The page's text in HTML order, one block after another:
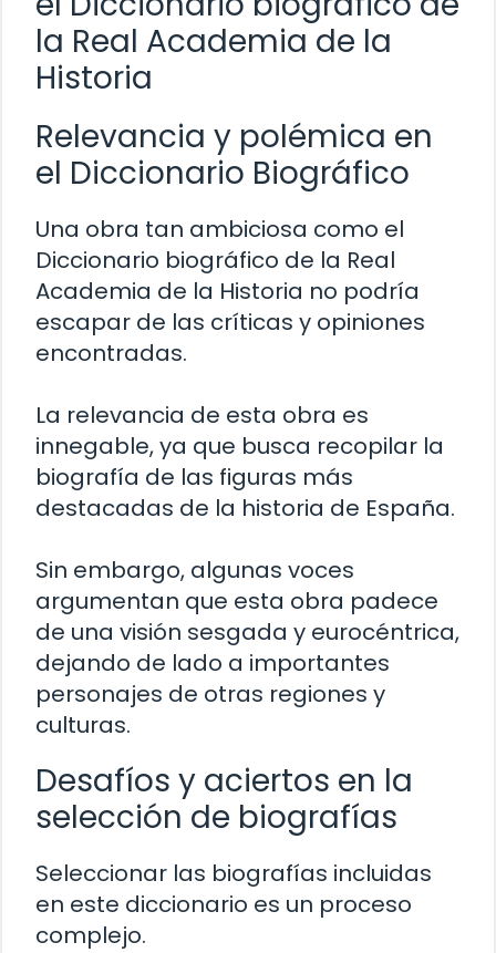
la Real Academia de la
Historia
Relevancia y polémica en
el Diccionario Biográfico
Una obra tan ambiciosa como el
Diccionario biográfico de la Real
Academia de la Historia no podría
escapar de las críticas y opiniones
encontradas.
La relevancia de esta obra es
innegable, ya que busca recopilar la
biografía de las figuras más
destacadas de la historia de España.
Sin embargo, algunas voces
argumentan que esta obra padece
de una visión sesgada y eurocéntrica,
dejando de lado a importantes
personajes de otras regiones y
culturas.
Desafíos y aciertos en la
selección de biografías
Seleccionar las biografías incluidas
en este diccionario es un proceso
complejo.